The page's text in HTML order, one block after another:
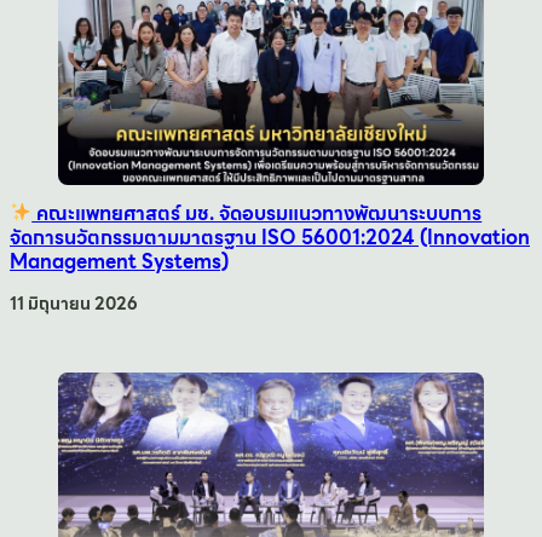
คณะแพทยศาสตร์ มช. จัดอบรมแนวทางพัฒนาระบบการ
จัดการนวัตกรรมตามมาตรฐาน ISO 56001:2024 (Innovation
Management Systems)
11 มิถุนายน 2026